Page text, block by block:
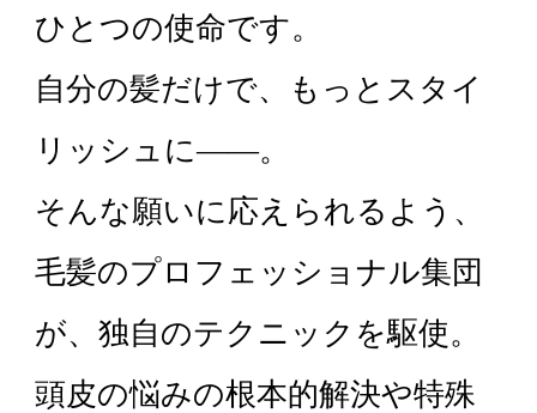
無料相談・お試し体験
料金プラン
スヴェンソンのこだわり
ひとつの使命です。
自分の髪だけで、もっとスタイ
リッシュに——。
そんな願いに応えられるよう、
毛髪のプロフェッショナル集団
が、独自のテクニックを駆使。
頭皮の悩みの根本的解決や特殊